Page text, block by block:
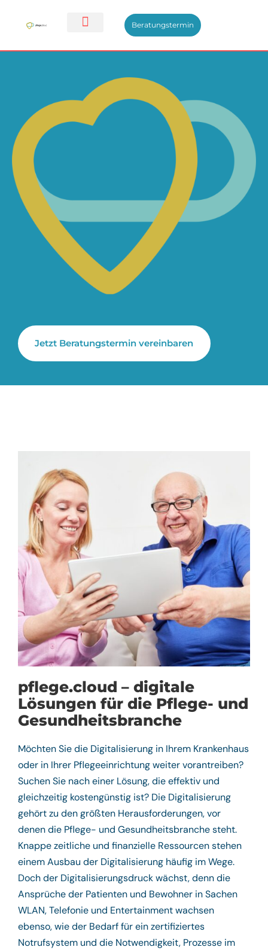
Beratungstermin
Jetzt Beratungstermin vereinbaren
pflege.cloud – digitale
Lösungen für die Pflege- und
Gesundheitsbranche
Möchten Sie die Digitalisierung in Ihrem Krankenhaus
oder in Ihrer Pflegeeinrichtung weiter vorantreiben?
Suchen Sie nach einer Lösung, die effektiv und
gleichzeitig kostengünstig ist? Die Digitalisierung
gehört zu den größten Herausforderungen, vor
denen die Pflege- und Gesundheitsbranche steht.
Knappe zeitliche und finanzielle Ressourcen stehen
einem Ausbau der Digitalisierung häufig im Wege.
Doch der Digitalisierungsdruck wächst, denn die
Ansprüche der Patienten und Bewohner in Sachen
WLAN, Telefonie und Entertainment wachsen
ebenso, wie der Bedarf für ein zertifiziertes
Notrufsystem und die Notwendigkeit, Prozesse im